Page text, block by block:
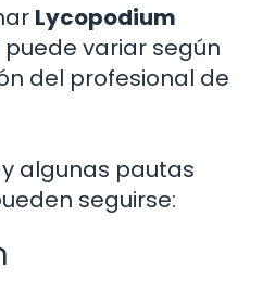
Lycopodium
puede variar según
del profesional de
algunas pautas
seguirse: